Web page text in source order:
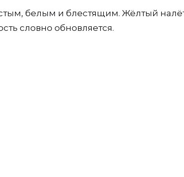
белым и блестящим. Жёлтый
словно обновляется.